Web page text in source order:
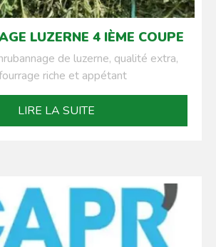
LUZERNE 4 IÈME COUPE
de luzerne, qualité extra,
riche et appétant
LIRE LA SUITE